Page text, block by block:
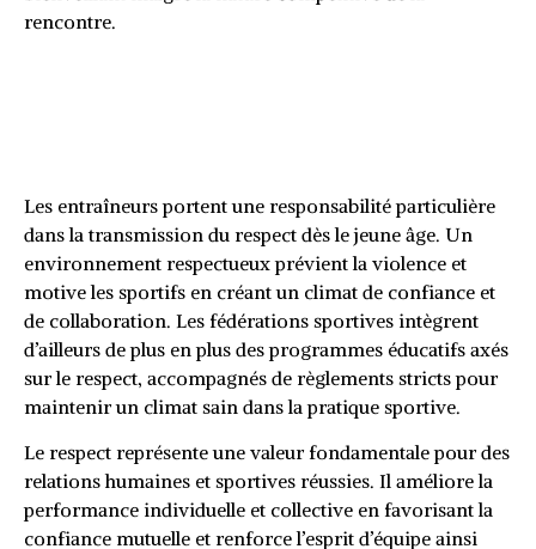
rencontre.
Les entraîneurs portent une responsabilité particulière
dans la transmission du respect dès le jeune âge. Un
environnement respectueux prévient la violence et
motive les sportifs en créant un climat de confiance et
de collaboration. Les fédérations sportives intègrent
d’ailleurs de plus en plus des programmes éducatifs axés
sur le respect, accompagnés de règlements stricts pour
maintenir un climat sain dans la pratique sportive.
Le respect représente une valeur fondamentale pour des
relations humaines et sportives réussies. Il améliore la
performance individuelle et collective en favorisant la
confiance mutuelle et renforce l’esprit d’équipe ainsi